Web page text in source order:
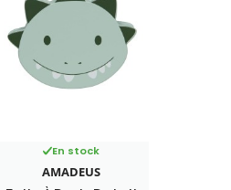
En stock
AMADEUS